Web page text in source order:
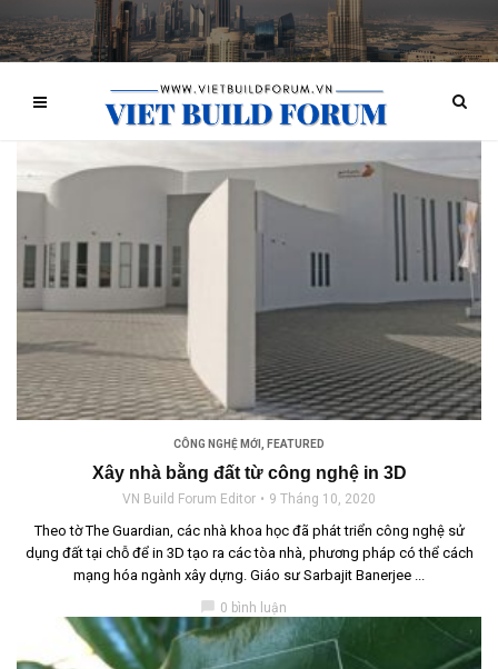
CÔNG NGHỆ MỚI , FEATURED
Xây nhà bằng đất từ công nghệ in 3D
VN Build Forum Editor 9 Tháng 10, 2020
Theo tờ The Guardian, các nhà khoa học đã phát triển công nghệ sử
dụng đất tại chỗ để in 3D tạo ra các tòa nhà, phương pháp có thể cách
mạng hóa ngành xây dựng. Giáo sư Sarbajit Banerjee ...
chat_bubble 0 bình luận